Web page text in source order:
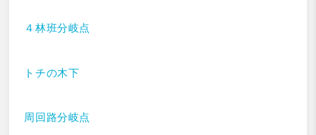
４林班分岐点
トチの木下
周回路分岐点